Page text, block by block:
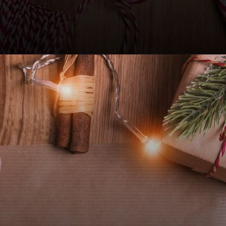
Opening https://www.e-disha.com/2024/12/50-marathi-wishing-quotes-on-christmas.html